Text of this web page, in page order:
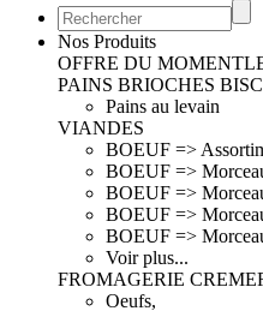
Nos Produits
OFFRE DU MOMENT
PAINS BRIOCHES
Pains au levain
VIANDES
BOEUF =>
BOEUF =>
BOEUF =>
BOEUF =>
BOEUF =>
Voir plus...
FROMAGERIE
Oeufs,